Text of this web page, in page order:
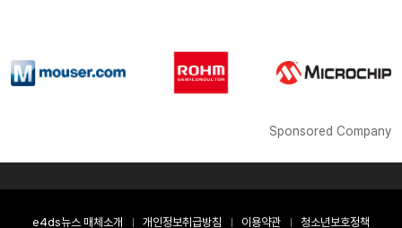
Sponsored Company
e4ds뉴스 매체소개 개인정보취급방침 이용약관 청소년보호정책